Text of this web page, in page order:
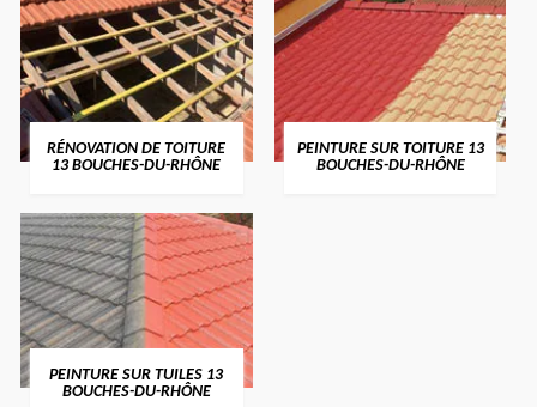
RÉNOVATION DE TOITURE
13 BOUCHES-DU-RHÔNE
PEINTURE SUR TOITURE 13
BOUCHES-DU-RHÔNE
PEINTURE SUR TUILES 13
BOUCHES-DU-RHÔNE